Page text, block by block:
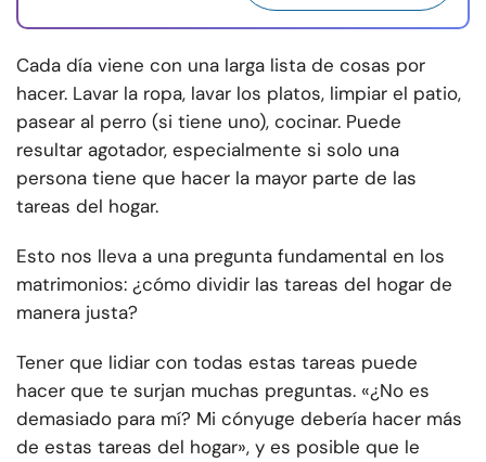
Cada día viene con una larga lista de cosas por
hacer. Lavar la ropa, lavar los platos, limpiar el patio,
pasear al perro (si tiene uno), cocinar. Puede
resultar agotador, especialmente si solo una
persona tiene que hacer la mayor parte de las
tareas del hogar.
Esto nos lleva a una pregunta fundamental en los
matrimonios: ¿cómo dividir las tareas del hogar de
manera justa?
Tener que lidiar con todas estas tareas puede
hacer que te surjan muchas preguntas. «¿No es
demasiado para mí? Mi cónyuge debería hacer más
de estas tareas del hogar», y es posible que le